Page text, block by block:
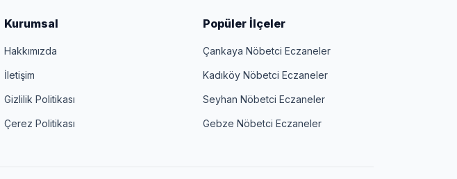
Kurumsal
Hakkımızda
İletişim
Gizlilik Politikası
Çerez Politikası
Popüler İlçeler
Çankaya Nöbetci Eczaneler
Kadıköy Nöbetci Eczaneler
Seyhan Nöbetci Eczaneler
Gebze Nöbetci Eczaneler